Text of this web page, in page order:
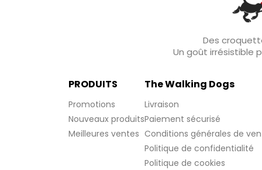
Des
Un goût irrésistible
PRODUITS
Promotions
Nouveaux produits
Meilleures ventes
The Walking Dogs
Livraison
Paiement sécurisé
Conditions générales de
Politique de confidentialité
Politique de cookies